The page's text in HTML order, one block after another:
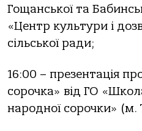
Гощанської та
«Центр культури і
сільської ради;
16:00 – презентація
сорочка» від ГО
народної сорочки» (м.